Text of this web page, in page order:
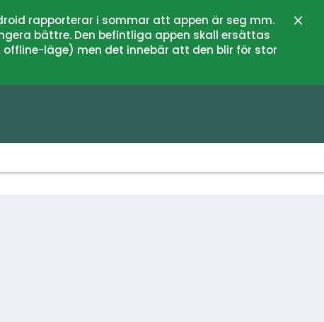
rapporterar i sommar att appen är seg mm.
bättre. Den befintliga appen skall ersättas
läge) men det innebär att den blir för stor